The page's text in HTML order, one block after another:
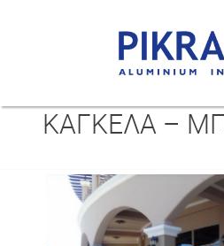
ΚΑΓΚΕΛΑ –